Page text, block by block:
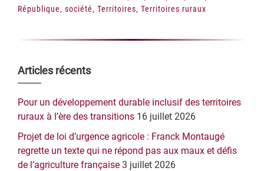
République, société, Territoires, Territoires ruraux
Barre
latérale
principale
Articles récents
Pour un développement durable inclusif des territoires
ruraux à l’ère des transitions 16 juillet 2026
Projet de loi d’urgence agricole : Franck Montaugé
regrette un texte qui ne répond pas aux maux et défis
de l’agriculture française 3 juillet 2026